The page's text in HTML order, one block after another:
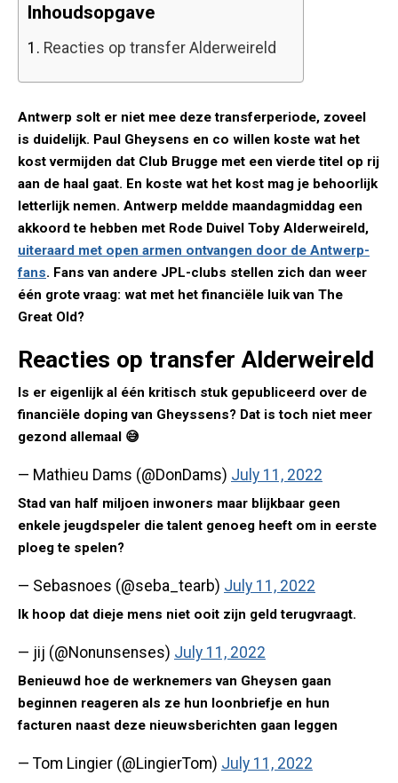
Inhoudsopgave
1. Reacties op transfer Alderweireld
Antwerp solt er niet mee deze transferperiode, zoveel
is duidelijk. Paul Gheysens en co willen koste wat het
kost vermijden dat Club Brugge met een vierde titel op rij
aan de haal gaat. En koste wat het kost mag je behoorlijk
letterlijk nemen. Antwerp meldde maandagmiddag een
akkoord te hebben met Rode Duivel Toby Alderweireld,
uiteraard met open armen ontvangen door de Antwerp-
fans. Fans van andere JPL-clubs stellen zich dan weer
één grote vraag: wat met het financiële luik van The
Great Old?
Reacties op transfer Alderweireld
Is er eigenlijk al één kritisch stuk gepubliceerd over de
financiële doping van Gheyssens? Dat is toch niet meer
gezond allemaal 😅
— Mathieu Dams (@DonDams) July 11, 2022
Stad van half miljoen inwoners maar blijkbaar geen
enkele jeugdspeler die talent genoeg heeft om in eerste
ploeg te spelen?
— Sebasnoes (@seba_tearb) July 11, 2022
Ik hoop dat dieje mens niet ooit zijn geld terugvraagt.
— jij (@Nonunsenses) July 11, 2022
Benieuwd hoe de werknemers van Gheysen gaan
beginnen reageren als ze hun loonbriefje en hun
facturen naast deze nieuwsberichten gaan leggen
— Tom Lingier (@LingierTom) July 11, 2022